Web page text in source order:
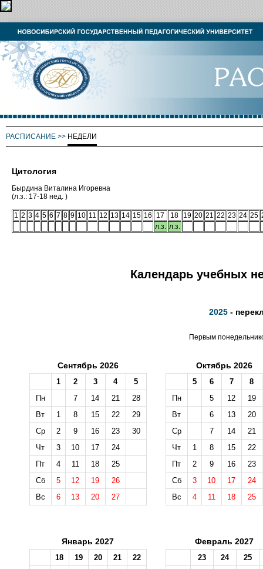
РАСПИСАНИЕ >> НЕДЕЛИ
Цитология
Бырдина Виталина Игоревна
(л.з.: 17-18 нед. )
1 2 3 4 5 6 7 8 9 10 11 12 13 14 15 16 17 18 19 20 21 22 23 24 25
л.з. л.з.
Календарь учебных
2025 -
Первым
Сентябрь 2026
1 2 3 4
5
Пн
7 14 21
28
Вт
1 8 15 22
29
Ср
2 9 16 23
30
Чт
3 10 17
24
Пт
4 11 18
25
Сб
5 12 19
26
Вс
6 13 20 27
Октябрь 2026
5 6 7
8
Пн
5 12
19
Вт
6 13
20
Ср
7 14
21
Чт
1 8 15
22
Пт
2 9 16
23
Сб
3 10 17
24
Вс
4 11 18 25
Январь 2027
18 19 20 21
22
Февраль 2027
23 24
25